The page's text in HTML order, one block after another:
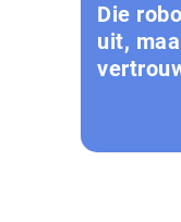
Die
uit,